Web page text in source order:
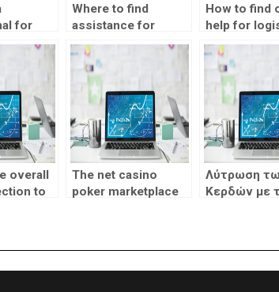
for
Where to find
assistance for
logistic regression
analysis in SPSS?
How to find
help for
regression
homework?
overall
to
The net casino
poker marketplace
world
Λύτρωση
Κερδών με